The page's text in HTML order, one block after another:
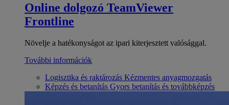
Online dolgozó TeamViewer
Frontline
Növelje a hatékonyságot az ipari kiterjesztett valósággal.
További információk
Logisztika és raktározás Kézmentes anyagmozgatás
Képzés és betanítás Gyors betanítás és továbbképzés